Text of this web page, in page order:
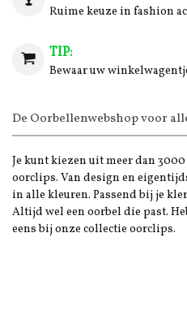
Ruime keuze in fashion
TIP:
Bewaar uw
De Oorbellenwebshop voor
Je kunt kiezen uit meer dan
oorclips. Van design en
in alle kleuren. Passend bij je
Altijd wel een oorbel die past.
eens bij onze collectie oorclips.